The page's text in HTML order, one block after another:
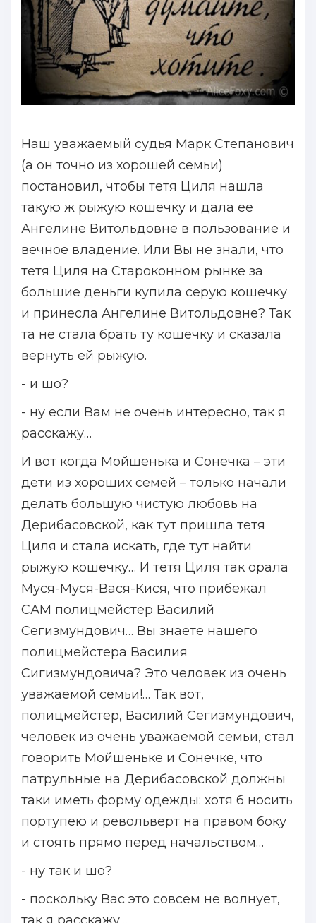
Наш уважаемый судья Марк Степанович
(а он точно из хорошей семьи)
постановил, чтобы тетя Циля нашла
такую ж рыжую кошечку и дала ее
Ангелине Витольдовне в пользование и
вечное владение. Или Вы не знали, что
тетя Циля на Староконном рынке за
большие деньги купила серую кошечку
и принесла Ангелине Витольдовне? Так
та не стала брать ту кошечку и сказала
вернуть ей рыжую.
- и шо?
- ну если Вам не очень интересно, так я
расскажу…
И вот когда Мойшенька и Сонечка – эти
дети из хороших семей – только начали
делать большую чистую любовь на
Дерибасовской, как тут пришла тетя
Циля и стала искать, где тут найти
рыжую кошечку… И тетя Циля так орала
Муся-Муся-Вася-Кися, что прибежал
САМ полицмейстер Василий
Сегизмундович… Вы знаете нашего
полицмейстера Василия
Сигизмундовича? Это человек из очень
уважаемой семьи!… Так вот,
полицмейстер, Василий Сегизмундович,
человек из очень уважаемой семьи, стал
говорить Мойшеньке и Сонечке, что
патрульные на Дерибасовской должны
таки иметь форму одежды: хотя б носить
портупею и револьверт на правом боку
и стоять прямо перед начальством…
- ну так и шо?
- поскольку Вас это совсем не волнует,